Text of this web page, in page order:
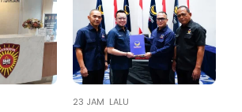
23 JAM LALU